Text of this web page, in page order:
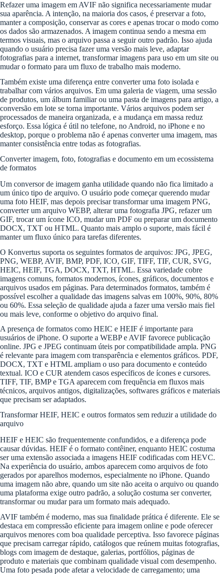
Refazer uma imagem em AVIF não significa necessariamente mudar
sua aparência. A intenção, na maioria dos casos, é preservar a foto,
manter a composição, conservar as cores e apenas trocar o modo como
os dados são armazenados. A imagem continua sendo a mesma em
termos visuais, mas o arquivo passa a seguir outro padrão. Isso ajuda
quando o usuário precisa fazer uma versão mais leve, adaptar
fotografias para a internet, transformar imagens para uso em um site ou
mudar o formato para um fluxo de trabalho mais moderno.
Também existe uma diferença entre converter uma foto isolada e
trabalhar com vários arquivos. Em uma galeria de viagem, uma sessão
de produtos, um álbum familiar ou uma pasta de imagens para artigo, a
conversão em lote se torna importante. Vários arquivos podem ser
processados de maneira organizada, e a mudança em massa reduz
esforço. Essa lógica é útil no telefone, no Android, no iPhone e no
desktop, porque o problema não é apenas converter uma imagem, mas
manter consistência entre todas as fotografias.
Converter imagem, foto, fotografias e documento em um ecossistema
de formatos
Um conversor de imagem ganha utilidade quando não fica limitado a
um único tipo de arquivo. O usuário pode começar querendo mudar
uma foto HEIF, mas depois precisar transformar uma imagem PNG,
converter um arquivo WEBP, alterar uma fotografia JPG, refazer um
GIF, trocar um ícone ICO, mudar um PDF ou preparar um documento
DOCX, TXT ou HTML. Quanto mais amplo o suporte, mais fácil é
manter um fluxo único para tarefas diferentes.
O Konvertus suporta os seguintes formatos de arquivos: JPG, JPEG,
PNG, WEBP, AVIF, BMP, PDF, ICO, GIF, TIFF, TIF, CUR, SVG,
HEIC, HEIF, TGA, DOCX, TXT, HTML. Essa variedade cobre
imagens comuns, formatos modernos, ícones, gráficos, documentos e
arquivos usados em páginas. Para determinados formatos, também é
possível escolher a qualidade das imagens salvas em 100%, 90%, 80%
ou 60%. Essa seleção de qualidade ajuda a fazer uma versão mais fiel
ou mais leve, conforme o objetivo do arquivo final.
A presença de formatos como HEIC e HEIF é importante para
usuários de iPhone. O suporte a WEBP e AVIF favorece publicação
online. JPG e JPEG continuam úteis por compatibilidade ampla. PNG
é relevante para imagem com transparência e elementos gráficos. PDF,
DOCX, TXT e HTML ampliam o uso para documento e conteúdo
textual. ICO e CUR atendem casos específicos de ícones e cursores.
TIFF, TIF, BMP e TGA aparecem com frequência em fluxos mais
técnicos, arquivos antigos, digitalizações, softwares gráficos e materiais
que precisam ser adaptados.
Transformar HEIF, HEIC e outros formatos sem reduzir a utilidade do
arquivo
HEIF e HEIC são frequentemente confundidos, e a diferença pode
causar dúvidas. HEIF é o formato contêiner, enquanto HEIC costuma
ser uma extensão associada a imagens HEIF codificadas com HEVC.
Na experiência do usuário, ambos aparecem como arquivos de foto
gerados por aparelhos modernos, especialmente no iPhone. Quando
uma imagem não abre, quando um site não aceita o arquivo ou quando
uma plataforma exige outro padrão, a solução costuma ser converter,
transformar ou mudar para um formato mais adequado.
AVIF também é moderno, mas sua finalidade prática é diferente. Ele se
destaca em compressão eficiente para imagem online e pode oferecer
arquivos menores com boa qualidade perceptiva. Isso favorece páginas
que precisam carregar rápido, catálogos que reúnem muitas fotografias,
blogs com imagem de destaque, galerias, portfólios, páginas de
produto e materiais que combinam qualidade visual com desempenho.
Uma foto pesada pode afetar a velocidade de carregamento; uma